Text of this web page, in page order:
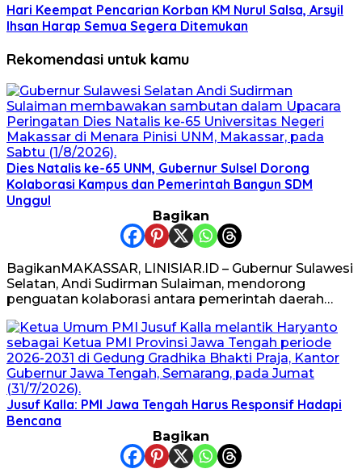
Hari Keempat Pencarian Korban KM Nurul Salsa, Arsyil
Ihsan Harap Semua Segera Ditemukan
Rekomendasi untuk kamu
Dies Natalis ke-65 UNM, Gubernur Sulsel Dorong
Kolaborasi Kampus dan Pemerintah Bangun SDM
Unggul
Bagikan
BagikanMAKASSAR, LINISIAR.ID – Gubernur Sulawesi
Selatan, Andi Sudirman Sulaiman, mendorong
penguatan kolaborasi antara pemerintah daerah…
Jusuf Kalla: PMI Jawa Tengah Harus Responsif Hadapi
Bencana
Bagikan